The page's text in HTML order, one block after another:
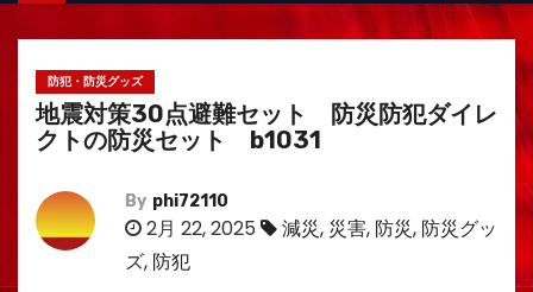
防犯・防災グッズ
地震対策30点避難セット 防災防犯ダイレ
クトの防災セット b1031
By phi72110
2月 22, 2025 減災, 災害, 防災, 防災グッ
ズ, 防犯